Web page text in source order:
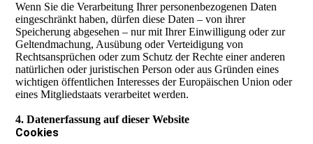
Wenn Sie die Verarbeitung Ihrer personenbezogenen Daten
eingeschränkt haben, dürfen diese Daten – von ihrer
Speicherung abgesehen – nur mit Ihrer Einwilligung oder zur
Geltendmachung, Ausübung oder Verteidigung von
Rechtsansprüchen oder zum Schutz der Rechte einer anderen
natürlichen oder juristischen Person oder aus Gründen eines
wichtigen öffentlichen Interesses der Europäischen Union oder
eines Mitgliedstaats verarbeitet werden.
4. Datenerfassung auf dieser Website
Cookies